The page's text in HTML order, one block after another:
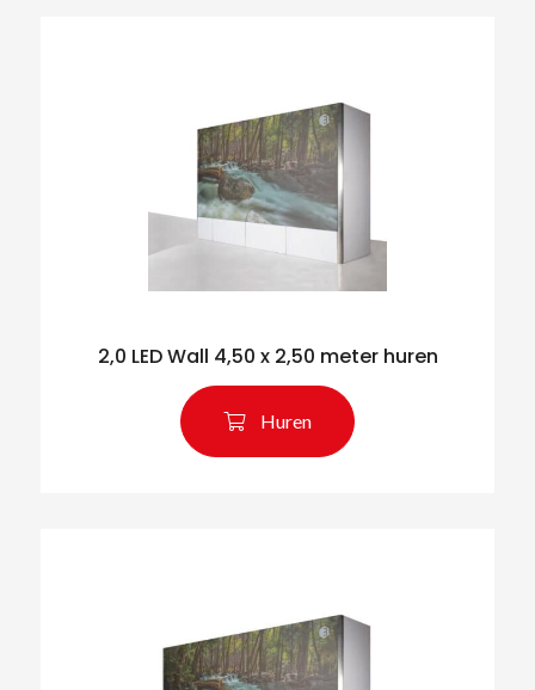
2,0 LED Wall 4,50 x 2,50 meter huren
Huren